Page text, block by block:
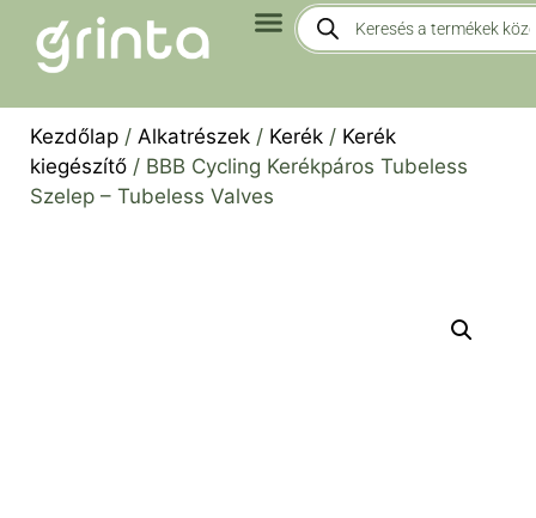
Kezdőlap / Alkatrészek / Kerék / Kerék
kiegészítő / BBB Cycling Kerékpáros Tubeless
Szelep – Tubeless Valves